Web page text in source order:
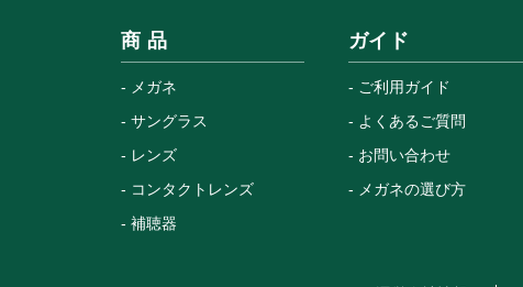
商 品
メガネ
サングラス
レンズ
コンタクトレンズ
補聴器
ガイド
ご利用ガイド
よくあるご質問
お問い合わせ
メガネの選び方